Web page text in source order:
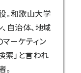
。和歌山大学
自治体、地域
ーケティン
索」と言われ